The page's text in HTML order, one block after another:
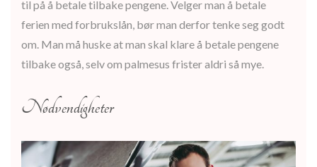
til på å betale tilbake pengene. Velger man å betale
ferien med forbrukslån, bør man derfor tenke seg godt
om. Man må huske at man skal klare å betale pengene
tilbake også, selv om palmesus frister aldri så mye.
Nødvendigheter